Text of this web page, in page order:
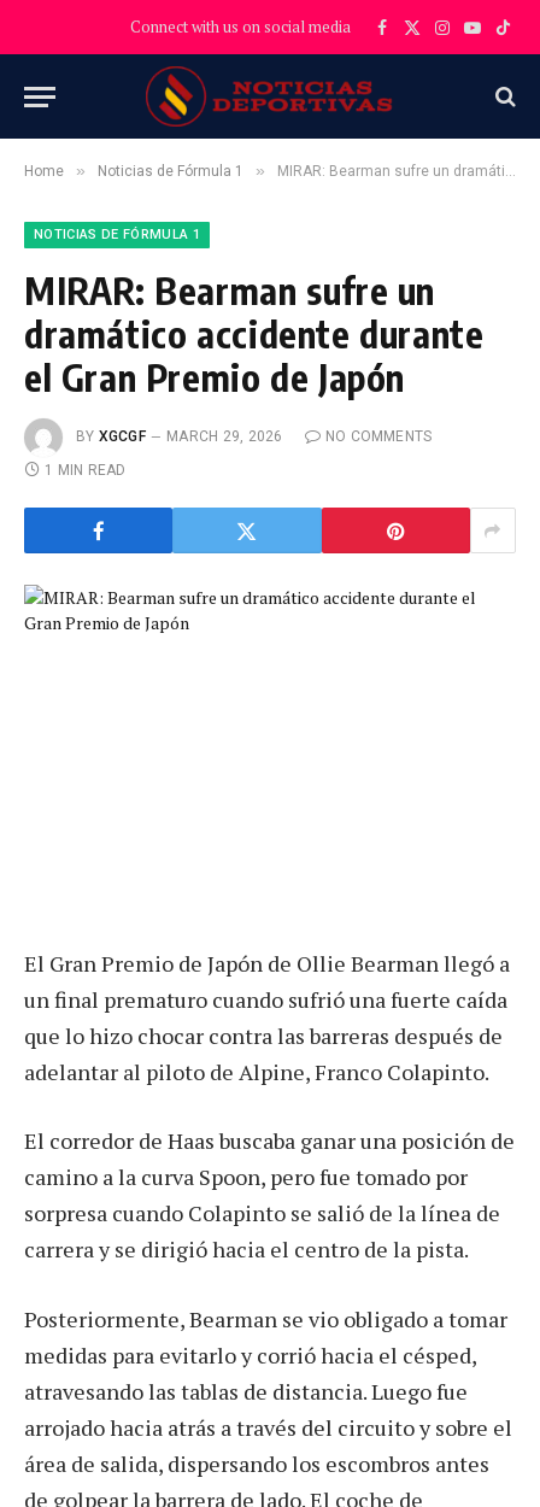
Connect with us on social media Facebook
X
Instagram
YouTube
Home » Noticias de Fórmula 1 » MIRAR: Bearman sufre un dramático accidente durante el Gran Premio de Japón
NOTICIAS DE FÓRMULA 1
MIRAR: Bearman sufre un
dramático accidente durante
el Gran Premio de Japón
BY XGCGF MARCH 29, 2026
NO COMMENTS
1 MIN READ
El Gran Premio de Japón de Ollie Bearman llegó a
un final prematuro cuando sufrió una fuerte caída
que lo hizo chocar contra las barreras después de
adelantar al piloto de Alpine, Franco Colapinto.
El corredor de Haas buscaba ganar una posición de
camino a la curva Spoon, pero fue tomado por
sorpresa cuando Colapinto se salió de la línea de
carrera y se dirigió hacia el centro de la pista.
Posteriormente, Bearman se vio obligado a tomar
medidas para evitarlo y corrió hacia el césped,
atravesando las tablas de distancia. Luego fue
arrojado hacia atrás a través del circuito y sobre el
área de salida, dispersando los escombros antes
de golpear la barrera de lado. El coche de